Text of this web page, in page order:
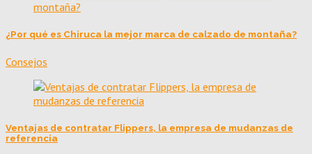
¿Por qué es Chiruca la mejor marca de calzado de montaña?
Consejos
Ventajas de contratar Flippers, la empresa de mudanzas de
referencia